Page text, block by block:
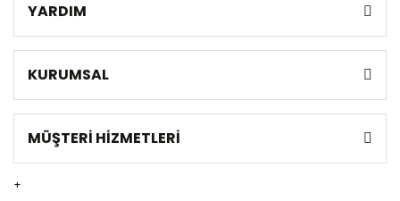
YARDIM
KURUMSAL
MÜŞTERİ HİZMETLERİ
+